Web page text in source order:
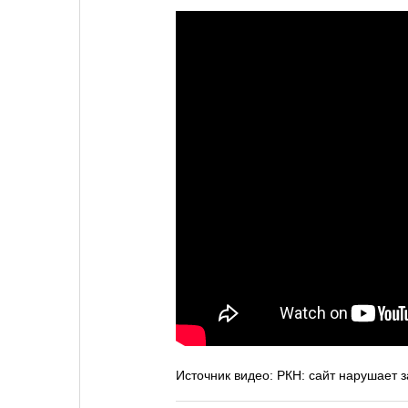
Источник видео: РКН: сайт нарушает